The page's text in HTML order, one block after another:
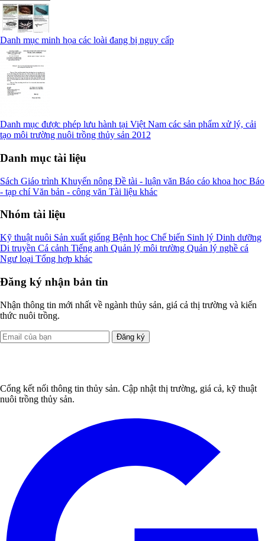
Danh mục minh họa các loài đang bị nguy cấp
Danh mục được phép lưu hành tại Việt Nam các sản phẩm xử lý, cải
tạo môi trường nuôi trồng thủy sản 2012
Danh mục tài liệu
Sách Giáo trình Khuyến nông Đề tài - luận văn Báo cáo khoa học Báo
- tạp chíVăn bản - công văn Tài liệu khác
Nhóm tài liệu
Kỹ thuật nuôi Sản xuất giống Bệnh học Chế biến Sinh lý Dinh dưỡng
Di truyền Cá cảnh Tiếng anh Quản lý môi trường Quản lý nghề cá
Ngư loại Tổng hợp khác
Đăng ký nhận bản tin
Nhận thông tin mới nhất về ngành thủy sản, giá cả thị trường và kiến
thức nuôi trồng.
Đăng ký
Cổng kết nối thông tin thủy sản. Cập nhật thị trường, giá cả, kỹ thuật
nuôi trồng thủy sản.